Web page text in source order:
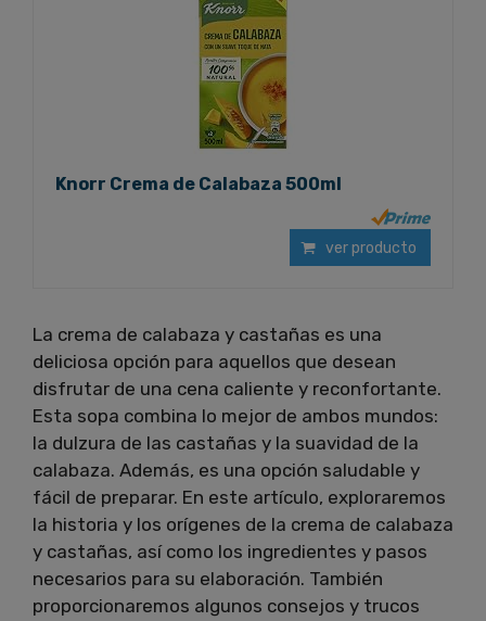
Knorr Crema de Calabaza 500ml
ver producto
La crema de calabaza y castañas es una
deliciosa opción para aquellos que desean
disfrutar de una cena caliente y reconfortante.
Esta sopa combina lo mejor de ambos mundos:
la dulzura de las castañas y la suavidad de la
calabaza. Además, es una opción saludable y
fácil de preparar. En este artículo, exploraremos
la historia y los orígenes de la crema de calabaza
y castañas, así como los ingredientes y pasos
necesarios para su elaboración. También
proporcionaremos algunos consejos y trucos